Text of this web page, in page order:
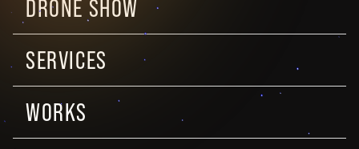
DRONE SHOW
SERVICES
WORKS